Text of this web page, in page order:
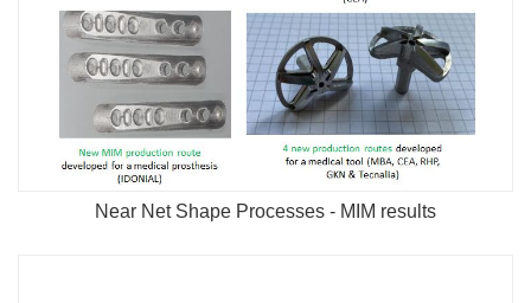
Near Net Shape Processes - MIM results